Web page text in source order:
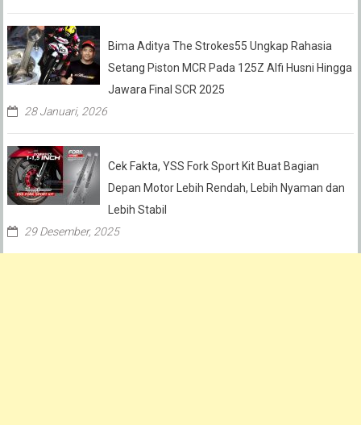
Bima Aditya The Strokes55 Ungkap Rahasia
Setang Piston MCR Pada 125Z Alfi Husni Hingga
Jawara Final SCR 2025
28 Januari, 2026
Cek Fakta, YSS Fork Sport Kit Buat Bagian
Depan Motor Lebih Rendah, Lebih Nyaman dan
Lebih Stabil
29 Desember, 2025